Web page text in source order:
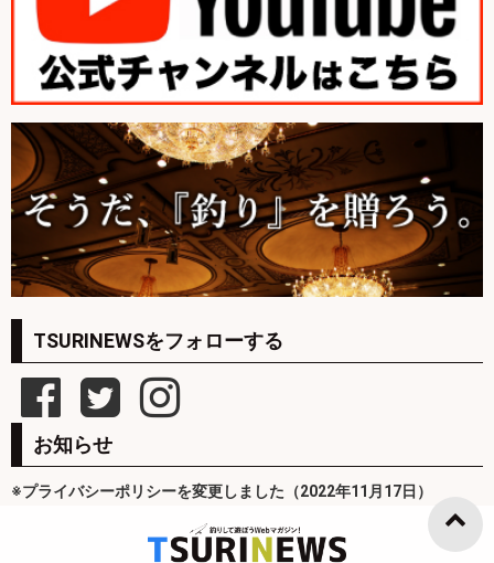
TSURINEWSをフォローする
お知らせ
※プライバシーポリシーを変更しました（2022年11月17日）